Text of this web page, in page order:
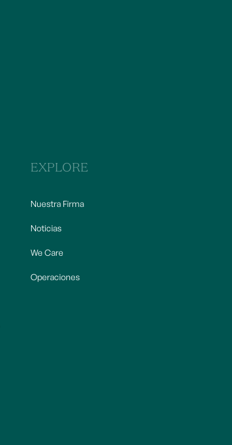
EXPLORE
Nuestra Firma
Noticias
We Care
Operaciones